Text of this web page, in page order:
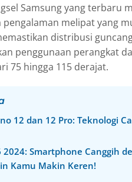
Samsung yang terbaru
melipat yang
distribusi
penggunaan perangkat
75 hingga 115 derajat.
12 dan 12 Pro: Teknologi
2024: Smartphone Canggih
Kamu Makin Keren!